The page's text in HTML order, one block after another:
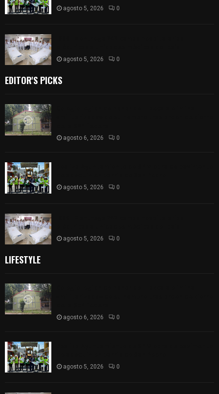
agosto 5, 2026 0
agosto 5, 2026 0
EDITOR'S PICKS
agosto 6, 2026 0
agosto 5, 2026 0
agosto 5, 2026 0
LIFESTYLE
agosto 6, 2026 0
agosto 5, 2026 0